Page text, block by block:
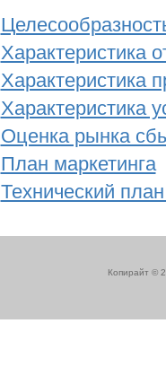
Характеристика
Характеристика
Характеристика
Оценка рынка
План маркетинга
Технический
Копирайт ©